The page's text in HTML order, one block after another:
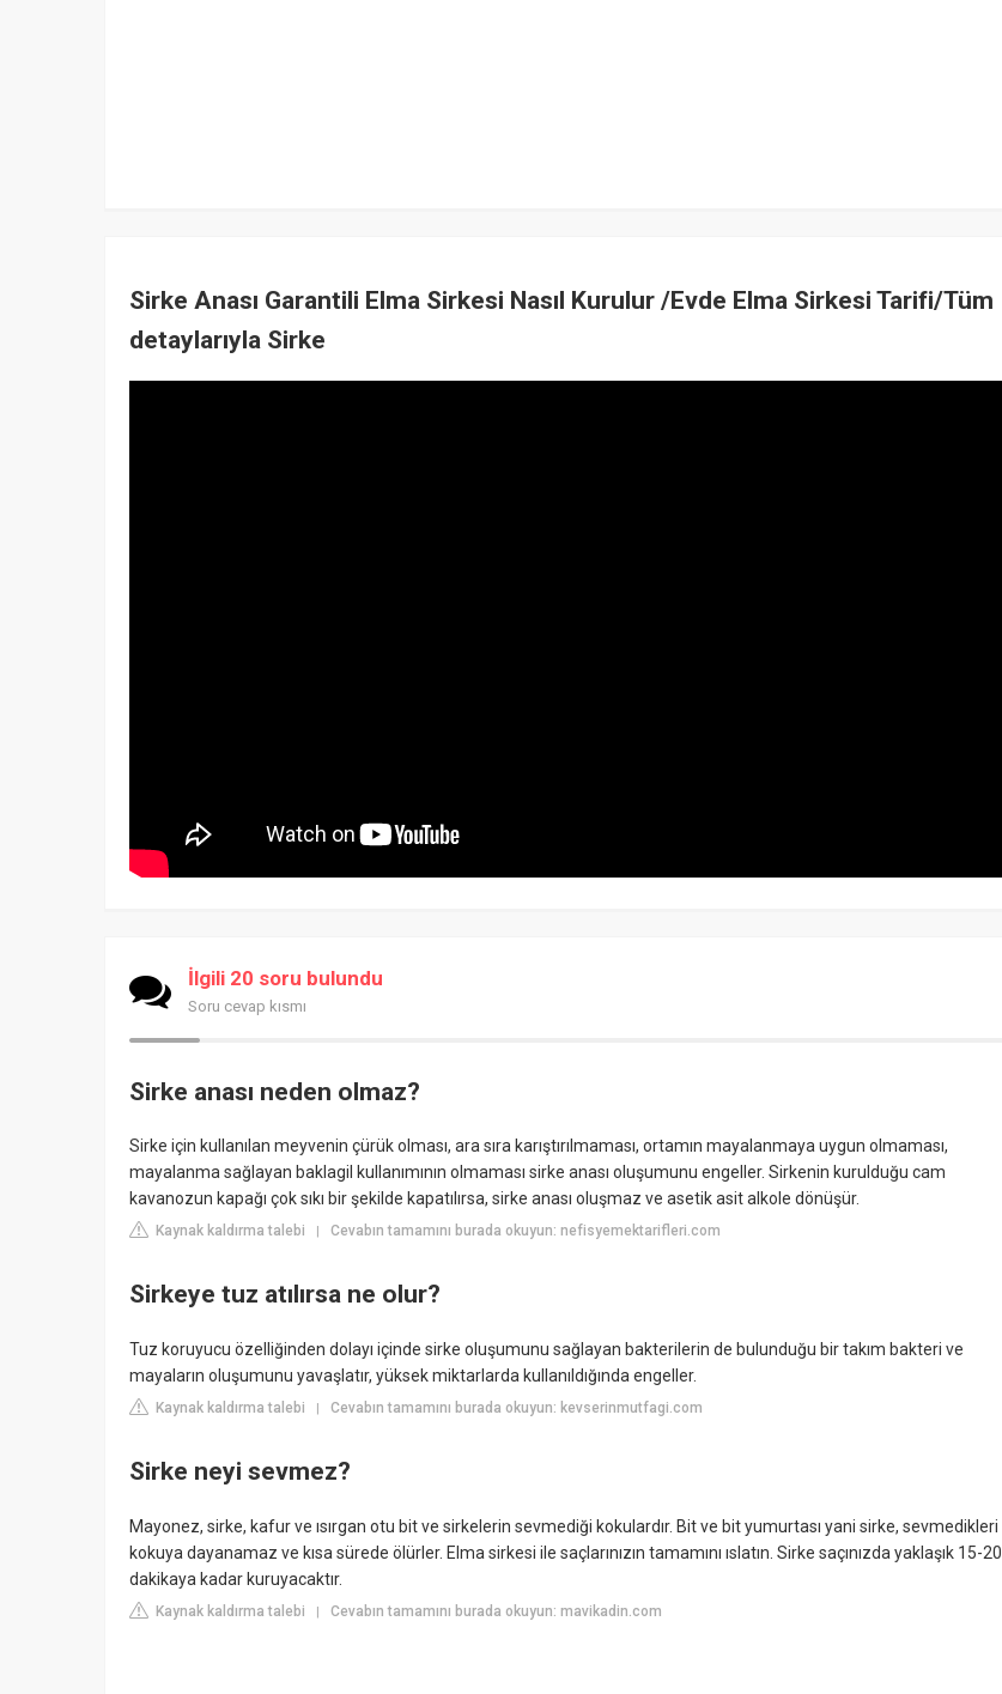
Sirke Anası Garantili Elma Sirkesi Nasıl Kurulur /Evde Elma Sirkesi Tarifi/Tüm
detaylarıyla Sirke
İlgili 20 soru bulundu
Soru cevap kısmı
Sirke anası neden olmaz?
Sirke için kullanılan meyvenin çürük olması, ara sıra karıştırılmaması, ortamın mayalanmaya uygun olmaması,
mayalanma sağlayan baklagil kullanımının olmaması sirke anası oluşumunu engeller. Sirkenin kurulduğu cam
kavanozun kapağı çok sıkı bir şekilde kapatılırsa, sirke anası oluşmaz ve asetik asit alkole dönüşür.
Kaynak kaldırma talebi | Cevabın tamamını burada okuyun: nefisyemektarifleri.com
Sirkeye tuz atılırsa ne olur?
Tuz koruyucu özelliğinden dolayı içinde sirke oluşumunu sağlayan bakterilerin de bulunduğu bir takım bakteri ve
mayaların oluşumunu yavaşlatır, yüksek miktarlarda kullanıldığında engeller.
Kaynak kaldırma talebi | Cevabın tamamını burada okuyun: kevserinmutfagi.com
Sirke neyi sevmez?
Mayonez, sirke, kafur ve ısırgan otu bit ve sirkelerin sevmediği kokulardır. Bit ve bit yumurtası yani sirke, sevmedikleri
kokuya dayanamaz ve kısa sürede ölürler. Elma sirkesi ile saçlarınızın tamamını ıslatın. Sirke saçınızda yaklaşık 15-20
dakikaya kadar kuruyacaktır.
Kaynak kaldırma talebi | Cevabın tamamını burada okuyun: mavikadin.com